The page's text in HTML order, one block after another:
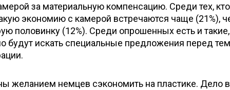
за материальную компенсацию. Среди тех,
экономию с камерой встречаются чаще (21%),
половинку (12%). Среди опрошенных есть и такие,
будут искать специальные предложения перед
желанием немцев сэкономить на пластике. Дело